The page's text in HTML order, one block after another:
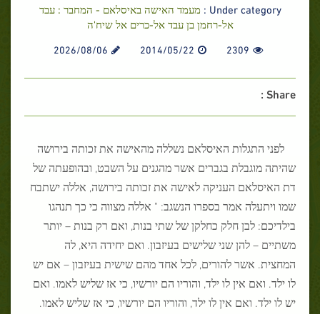
Under category :
מעמד האישה באיסלאם - המחבר : עבד
אל-רחמן בן עבד אל-כרים אל שיח'ה
2309
2014/05/22
2026/08/06
Share :
לפני התגלות האיסלאם נשללה מהאישה את זכותה בירושה
שהיתה מוגבלת בגברים אשר מהגנים על השבט, ובהופעתה של
דת האיסלאם העניקה לאישה את זכותה בירושה, אללה ישתבח
שמו ויתעלה אמר בספרו הנשגב: " אללה מצווה כי כך תנהגו
בילדיכם: לבן חלק כחלקן של שתי בנות, ואם רק בנות – יותר
משתיים – להן שני שלישים בעיזבון. ואם יחידה היא, לה
המחצית. אשר להורים, לכל אחד מהם שישית בעיזבון – אם יש
לו ילד. ואם אין לו ילד, והוריו הם יורשיו, כי אז שליש לאמו. ואם
יש לו ילד. ואם אין לו ילד, והוריו הם יורשיו, כי אז שליש לאמו.